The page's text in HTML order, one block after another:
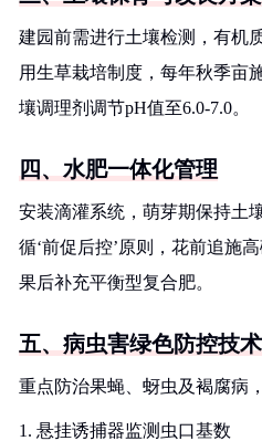
建园前需进行土壤检测，有机
用生草栽培制度，每年秋季亩
壤调理剂调节pH值至6.0-7.0。
四、水肥一体化管理
安装滴灌系统，萌芽期保持土
循‘前促后控’原则，花前追施
果后补充平衡型复合肥。
五、病虫害绿色防控技术
重点防治果蝇、蚜虫及褐腐病
1. 悬挂诱捕器监测虫口基数